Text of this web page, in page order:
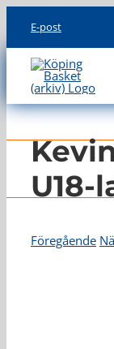
content
E-post
U18-
Föregående